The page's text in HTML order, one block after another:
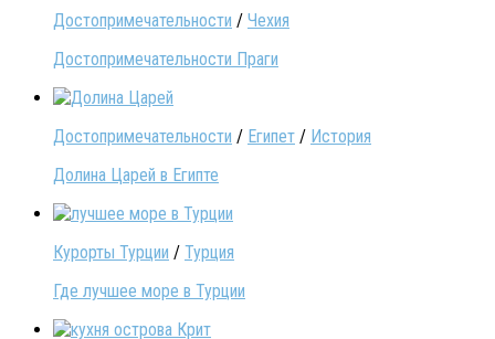
Достопримечательности / Чехия
Достопримечательности Праги
Достопримечательности / Египет / История
Долина Царей в Египте
Курорты Турции / Турция
Где лучшее море в Турции